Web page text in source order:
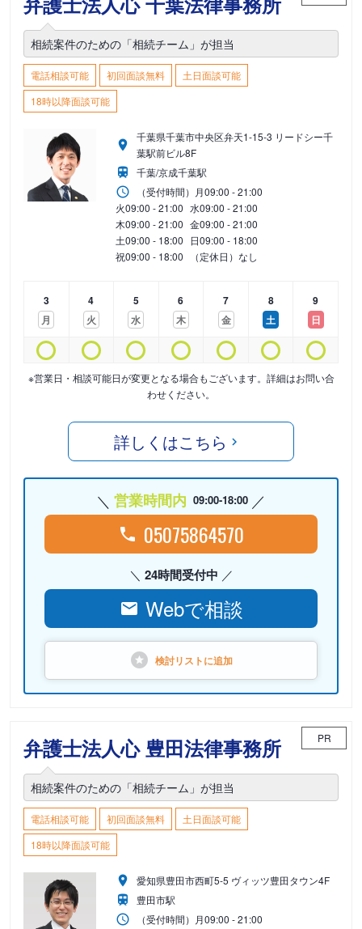
相続案件のための「相続チーム」が担当
電話相談可能 初回面談無料
土日面談可能
18時以降面談可能
千葉県千葉市中央区弁天1-15-3 リードシー千
葉駅前ビル8F
千葉/京成千葉駅
（受付時間） 月09:00 - 21:00
火09:00 - 21:00 水09:00 - 21:00
木09:00 - 21:00 金09:00 - 21:00
土09:00 - 18:00 日09:00 - 18:00
祝09:00 - 18:00 （定休日）なし
3
月
4
火
5
水
6
木
7
金
8
土
9
日
※営業日・相談可能日が変更となる場合もございます。詳細はお問い合
わせください。
詳しくはこちら
営業時間内 09:00-18:00
05075864570
24時間受付中
Webで相談
検討リストに追加
弁護士法人心 豊田法律事務所 PR
相続案件のための「相続チーム」が担当
電話相談可能 初回面談無料
土日面談可能
18時以降面談可能
愛知県豊田市西町5-5 ヴィッツ豊田タウン4F
豊田市駅
（受付時間） 月09:00 - 21:00